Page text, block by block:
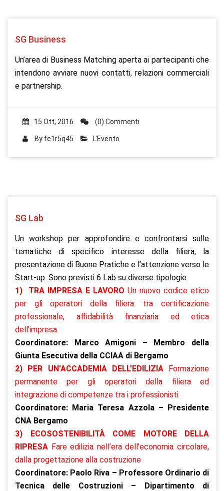
SG Business
Un’area di Business Matching aperta ai partecipanti che
intendono avviare nuovi contatti, relazioni commerciali
e partnership.
15 Ott, 2016 (0) Commenti
By fe1r5q45 L'Evento
SG Lab
Un workshop per approfondire e confrontarsi sulle
tematiche di specifico interesse della filiera, la
presentazione di Buone Pratiche e l’attenzione verso le
Start-up. Sono previsti 6 Lab su diverse tipologie.
1)
TRA IMPRESA E LAVORO Un nuovo codice etico
per gli operatori della filiera: tra certificazione
professionale, affidabilità finanziaria ed etica
dell’impresa
Coordinatore: Marco Amigoni – Membro della
Giunta Esecutiva della CCIAA di Bergamo
2) PER UN’ACCADEMIA DELL’EDILIZIAFormazione
permanente per gli operatori della filiera ed
integrazione di competenze tra i professionisti
Coordinatore: Maria Teresa Azzola – Presidente
CNA Bergamo
3) ECOSOSTENIBILITÀ COME MOTORE DELLA
RIPRESA Fare edilizia nell’era dell’economia circolare,
dalla progettazione alla costruzione
Coordinatore: Paolo Riva – Professore Ordinario di
Tecnica delle Costruzioni – Dipartimento di